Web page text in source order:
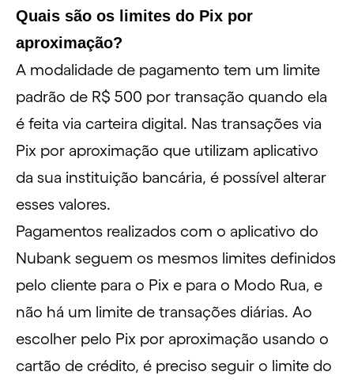
Quais são os limites do Pix por
aproximação?
A modalidade de pagamento tem um limite
padrão de R$ 500 por transação quando ela
é feita via carteira digital. Nas transações via
Pix por aproximação que utilizam aplicativo
da sua instituição bancária, é possível alterar
esses valores.
Pagamentos realizados com o aplicativo do
Nubank seguem os mesmos limites definidos
pelo cliente para o Pix e para o Modo Rua, e
não há um limite de transações diárias. Ao
escolher pelo Pix por aproximação usando o
cartão de crédito, é preciso seguir o limite do